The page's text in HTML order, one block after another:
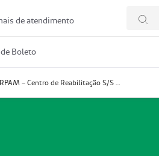
de atendimento
Boleto
Prestador CERPAM – Centro de Reabilitação S/S Ltda-ME (52004274-8)